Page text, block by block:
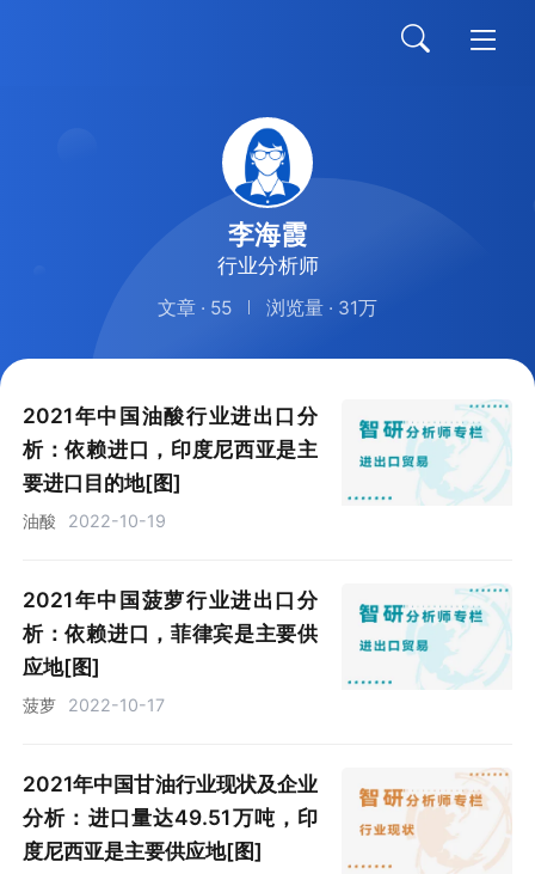
李海霞
行业分析师
文章 · 55 浏览量 · 31万
2021年中国油酸行业进出口分
析：依赖进口，印度尼西亚是主
要进口目的地[图]
油酸 2022-10-19
2021年中国菠萝行业进出口分
析：依赖进口，菲律宾是主要供
应地[图]
菠萝 2022-10-17
2021年中国甘油行业现状及企业
分析：进口量达49.51万吨，印
度尼西亚是主要供应地[图]